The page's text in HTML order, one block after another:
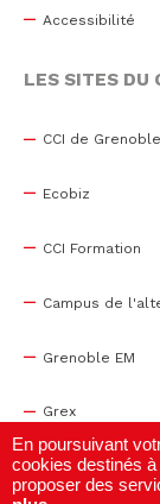
Accessibilité
LES SITES DU
CCI de Grenoble
Ecobiz
CCI Formation
Campus de
Grenoble EM
Grex
WTC Grenoble
En poursuivant
cookies destinés
proposer des